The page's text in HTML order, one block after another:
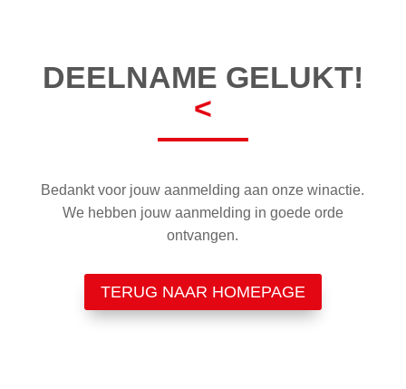
DEELNAME GELUKT!
<
Bedankt voor jouw aanmelding aan onze winactie.
We hebben jouw aanmelding in goede orde
ontvangen.
TERUG NAAR HOMEPAGE